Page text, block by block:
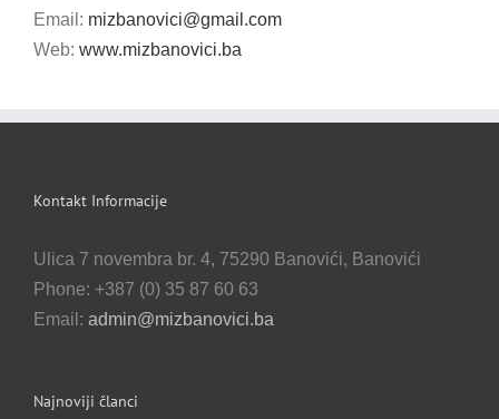
Email: mizbanovici@gmail.com
Web: www.mizbanovici.ba
Kontakt Informacije
Ulica 7 novembra br. 4, 75290 Banovići, Banovići
Phone: +387 (0) 35 87 60 63
Email: admin@mizbanovici.ba
Najnoviji članci